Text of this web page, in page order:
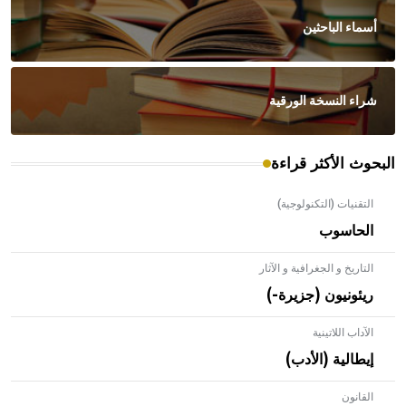
أسماء الباحثين
شراء النسخة الورقية
البحوث الأكثر قراءة
التقنيات (التكنولوجية)
الحاسوب
التاريخ و الجغرافية و الآثار
ريئونيون (جزيرة-)
الآداب اللاتينية
إيطالية (الأدب)
القانون- هل تعلم أن الأبلق نوع من الفنون الهندسية التي ارتبطت